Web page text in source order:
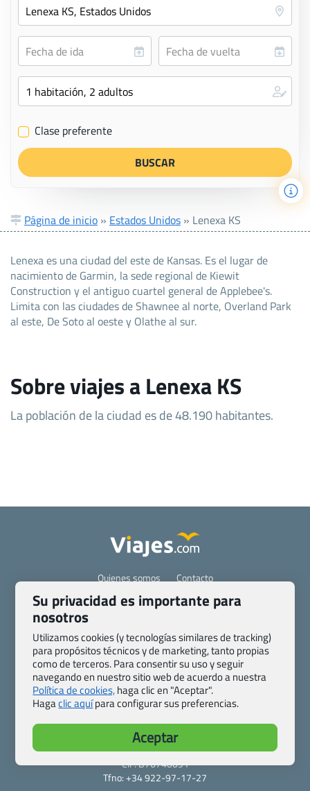
✔ Clase preferente
Página de inicio » Estados Unidos » Lenexa KS
Lenexa es una ciudad del este de Kansas. Es el lugar de
nacimiento de Garmin, la sede regional de Kiewit
Construction y el antiguo cuartel general de Applebee's.
Limita con las ciudades de Shawnee al norte, Overland Park
al este, De Soto al oeste y Olathe al sur.
Sobre viajes a Lenexa KS
La población de la ciudad es de 48.190 habitantes.
Quienes somos
Contacto
Pasaporte, Visado, Salud y otras disposiciones específicas
Blog de Viajes.com
Registro de agencias
Preguntas frecuentes
Política de privacidad y cookies
Transparencia
Todas las páginas – sitemap
Viajes.com
Last Minute Express S.L.U.
c/ Drago, CC HLS, Local 13
38660 Miraverde – Adeje
Santa Cruz de Tenerife – España
CIF: B76740091
Tfno: +34 922-97-17-27
Su privacidad es importante para
nosotros
Utilizamos cookies (y tecnologías similares de tracking)
para propósitos técnicos y de marketing, tanto propias
como de terceros. Para consentir su uso y seguir
navegando en nuestro sitio web de acuerdo a nuestra
Política de cookies,haga clic en "Aceptar".
Hagaclic aquípara configurar sus preferencias.
Aceptar